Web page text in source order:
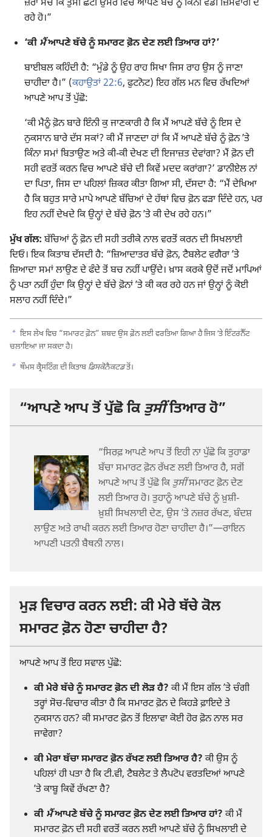
ਜ਼ਰਾ ਸੋਚੋ ਕਿ ਤੁਸੀਂ ਛੋਟੀ ਉਮਰ ਵਿਚ ਆਪਣੇ ਬੱਚੇ ਨੂੰ ਕਿੰਨੀ ਵੱਡੀ ਜ਼ਿੰਮੇਵਾਰੀ ਦੇ
ਰਹੇ ਹੋ।”
‘ਕੀ ਮੈਂਆਪਣੇ ਬੱਚੇ ਨੂੰ ਸਮਾਰਟ ਫ਼ੋਨ ਦੇਣ ਲਈ ਤਿਆਰ ਹਾਂ?’
ਬਾਈਬਲ ਕਹਿੰਦੀ ਹੈ: “ਮੁੰਡੇ ਨੂੰ ਉਹ ਰਾਹ ਸਿਖਾ ਜਿਸ ਰਾਹ ਉਸ ਨੂੰ ਜਾਣਾ
ਚਾਹੀਦਾ ਹੈ।” (ਕਹਾਉਤਾਂ 22:6, ਫੁਟਨੋਟ) ਇਹ ਗੱਲ ਮਨ ਵਿਚ ਰੱਖਦਿਆਂ
ਆਪਣੇ ਆਪ ਤੋਂ ਪੁੱਛੋ:
‘ਕੀ ਮੈਨੂੰ ਫ਼ੋਨ ਬਾਰੇ ਇੰਨੀ ਕੁ ਜਾਣਕਾਰੀ ਹੈ ਕਿ ਮੈਂ ਆਪਣੇ ਬੱਚੇ ਨੂੰ ਇਸ ਦੇ
ਨੁਕਸਾਨ ਬਾਰੇ ਦੱਸ ਸਕਾਂ? ਕੀ ਮੈਂ ਜਾਣਦਾ ਹਾਂ ਕਿ ਮੈਂ ਆਪਣੇ ਬੱਚੇ ਨੂੰ ਫ਼ੋਨ ʼਤੇ
ਕਿੰਨਾ ਸਮਾਂ ਬਿਤਾਉਣ ਅਤੇ ਕੀ-ਕੀ ਦੇਖਣ ਦੀ ਇਜਾਜ਼ਤ ਦੇਵਾਂਗਾ? ਮੈਂ ਫ਼ੋਨ ਦੀ
ਸਹੀ ਵਰਤੋਂ ਕਰਨ ਵਿਚ ਆਪਣੇ ਬੱਚੇ ਦੀ ਕਿਵੇਂ ਮਦਦ ਕਰਾਂਗਾ?’ ਡਾਨੀਏਲ ਨਾਂ
ਦਾ ਪਿਤਾ, ਜਿਸ ਦਾ ਪਹਿਲਾਂ ਜ਼ਿਕਰ ਕੀਤਾ ਗਿਆ ਸੀ, ਦੱਸਦਾ ਹੈ: “ਮੈਂ ਦੇਖਿਆ
ਹੈ ਕਿ ਬਹੁਤ ਸਾਰੇ ਮਾਪੇ ਆਪਣੇ ਬੱਚਿਆਂ ਦੇ ਹੱਥਾਂ ਵਿਚ ਫ਼ੋਨ ਫੜਾ ਦਿੰਦੇ ਹਨ, ਪਰ
ਇਹ ਨਹੀਂ ਦੇਖਦੇ ਕਿ ਉਨ੍ਹਾਂ ਦੇ ਬੱਚੇ ਫ਼ੋਨ ʼਤੇ ਕੀ ਦੇਖ ਰਹੇ ਹਨ।”
ਮੁੱਖ ਗੱਲ:ਬੱਚਿਆਂ ਨੂੰ ਫ਼ੋਨ ਦੀ ਸਹੀ ਤਰੀਕੇ ਨਾਲ ਵਰਤੋਂ ਕਰਨ ਦੀ ਸਿਖਲਾਈ
ਦਿਓ। ਇਕ ਕਿਤਾਬ ਦੱਸਦੀ ਹੈ: “ਜ਼ਿਆਦਾਤਰ ਬੱਚੇ ਫ਼ੋਨ, ਟੈਬਲੇਟ ਵਗੈਰਾ ʼਤੇ
ਜ਼ਿਆਦਾ ਸਮਾਂ ਲਾਉਣ ਦੇ ਫੰਦੇ ਤੋਂ ਬਚ ਨਹੀਂ ਪਾਉਂਦੇ। ਖ਼ਾਸ ਕਰਕੇ ਉਦੋਂ ਜਦੋਂ ਮਾਪਿਆਂ
ਨੂੰ ਪਤਾ ਨਹੀਂ ਹੁੰਦਾ ਕਿ ਉਨ੍ਹਾਂ ਦੇ ਬੱਚੇ ਫ਼ੋਨਾਂ ʼਤੇ ਕੀ ਕਰ ਰਹੇ ਹਨ ਜਾਂ ਉਨ੍ਹਾਂ ਨੂੰ ਕੋਈ
ਸਲਾਹ ਨਹੀਂ ਦਿੰਦੇ।”
a ਇਸ ਲੇਖ ਵਿਚ “ਸਮਾਰਟ ਫ਼ੋਨ” ਸ਼ਬਦ ਉਸ ਫ਼ੋਨ ਲਈ ਵਰਤਿਆ ਗਿਆ ਹੈ ਜਿਸ ʼਤੇ ਇੰਟਰਨੈੱਟ
ਚਲਾਇਆ ਜਾ ਸਕਦਾ ਹੈ।
b ਥੌਮਸ ਕ੍ਰੈਸਟਿੰਗ ਦੀ ਕਿਤਾਬ ਡਿਸਕੋਨੈਕਟਡਤੋਂ।
“ਆਪਣੇ ਆਪ ਤੋਂ ਪੁੱਛੋ ਕਿ ਤੁਸੀਂਤਿਆਰ ਹੋ”
“ਸਿਰਫ਼ ਆਪਣੇ ਆਪ ਤੋਂ ਇਹੀ ਨਾ ਪੁੱਛੋ ਕਿ ਤੁਹਾਡਾ
ਬੱਚਾ ਸਮਾਰਟ ਫ਼ੋਨ ਰੱਖਣ ਲਈ ਤਿਆਰ ਹੈ, ਸਗੋਂ
ਆਪਣੇ ਆਪ ਤੋਂ ਪੁੱਛੋ ਕਿਤੁਸੀਂਸਮਾਰਟ ਫ਼ੋਨ ਦੇਣ
ਲਈ ਤਿਆਰ ਹੋ। ਤੁਹਾਨੂੰ ਆਪਣੇ ਬੱਚੇ ਨੂੰ ਖ਼ੁਸ਼ੀ-
ਖ਼ੁਸ਼ੀ ਸਿਖਲਾਈ ਦੇਣ, ਉਸ ʼਤੇ ਨਜ਼ਰ ਰੱਖਣ, ਬੰਦਸ਼
ਲਾਉਣ ਅਤੇ ਰਾਖੀ ਕਰਨ ਲਈ ਤਿਆਰ ਹੋਣਾ ਚਾਹੀਦਾ ਹੈ।”—ਰਾਇਨ
ਆਪਣੀ ਪਤਨੀ ਬੈਥਨੀ ਨਾਲ।
ਮੁੜ ਵਿਚਾਰ ਕਰਨ ਲਈ: ਕੀ ਮੇਰੇ ਬੱਚੇ ਕੋਲ
ਸਮਾਰਟ ਫ਼ੋਨ ਹੋਣਾ ਚਾਹੀਦਾ ਹੈ?
ਆਪਣੇ ਆਪ ਤੋਂ ਇਹ ਸਵਾਲ ਪੁੱਛੋ:
ਕੀ ਮੇਰੇ ਬੱਚੇ ਨੂੰ ਸਮਾਰਟ ਫ਼ੋਨ ਦੀ ਲੋੜ ਹੈ?ਕੀ ਮੈਂ ਇਸ ਗੱਲ ʼਤੇ ਚੰਗੀ
ਤਰ੍ਹਾਂ ਸੋਚ-ਵਿਚਾਰ ਕੀਤਾ ਹੈ ਕਿ ਸਮਾਰਟ ਫ਼ੋਨ ਦੇ ਕਿਹੜੇ ਫ਼ਾਇਦੇ ਤੇ
ਨੁਕਸਾਨ ਹਨ? ਕੀ ਸਮਾਰਟ ਫ਼ੋਨ ਤੋਂ ਇਲਾਵਾ ਕੋਈ ਹੋਰ ਫ਼ੋਨ ਨਾਲ ਸਰ
ਜਾਵੇਗਾ?
ਕੀ ਮੇਰਾ ਬੱਚਾ ਸਮਾਰਟ ਫ਼ੋਨ ਰੱਖਣ ਲਈ ਤਿਆਰ ਹੈ?ਕੀ ਉਸ ਨੂੰ
ਪਹਿਲਾਂ ਹੀ ਪਤਾ ਹੈ ਕਿ ਟੀ.ਵੀ, ਟੈਬਲੇਟ ਤੇ ਲੈਪਟੋਪ ਵਰਤਦਿਆਂ ਆਪਣੇ
ʼਤੇ ਕਾਬੂ ਕਿਵੇਂ ਰੱਖਣਾ ਹੈ?
ਕੀ ਮੈਂਆਪਣੇ ਬੱਚੇ ਨੂੰ ਸਮਾਰਟ ਫ਼ੋਨ ਦੇਣ ਲਈ ਤਿਆਰ ਹਾਂ?ਕੀ ਮੈਂ
ਸਮਾਰਟ ਫ਼ੋਨ ਦੀ ਸਹੀ ਵਰਤੋਂ ਕਰਨ ਲਈ ਆਪਣੇ ਬੱਚੇ ਨੂੰ ਸਿਖਲਾਈ ਦੇ